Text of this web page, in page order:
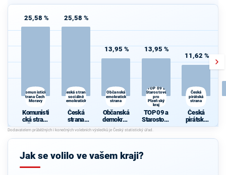
25,58 %
Komunistická
strana Čech a
Moravy
Komunisti
cká strana
Čech a
Moravy
25,58 %
Česká strana
sociálně
demokratická
Česká
strana
sociálně
demokrati
cká
13,95 %
Občanská
demokratická
strana
Občanská
demokrati
cká strana
13,95 %
TOP 09 a
Starostové
pro
Plzeňský
kraj
TOP 09 a
Starostové
pro
Plzeňský
kraj
11,62 %
Česká
pirátská
strana
Česká
pirátská
strana
Jak se volilo ve vašem kraji?